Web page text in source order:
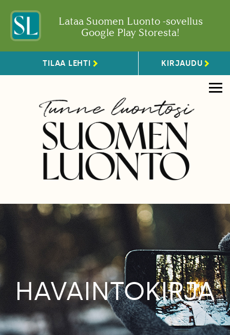
Lataa Suomen Luonto -sovellus
Google Play Storesta!
TILAA LEHTI KIRJAUDU
HAVAINTOKIRJA